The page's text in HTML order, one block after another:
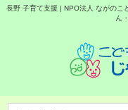
長野 子育て支援 | NPO法人 ながのこ
ん